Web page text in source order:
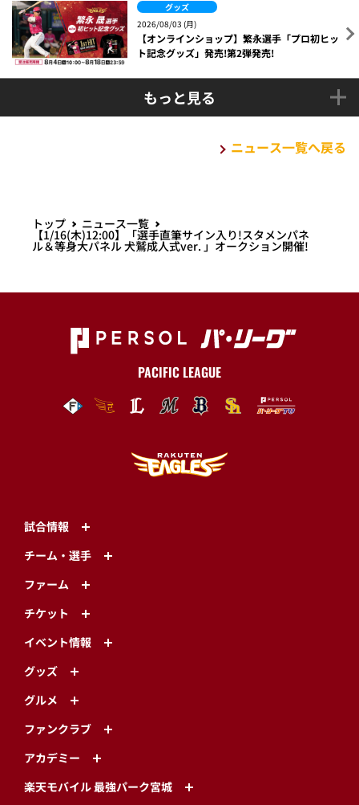
グッズ
2026/08/03 (月)
【オンラインショップ】繁永選手「プロ初ヒッ
ト記念グッズ」発売!第2弾発売!
もっと見る
ニュース一覧へ戻る
トップ ニュース一覧
【1/16(木)12:00】「選手直筆サイン入り!スタメンパネ
ル＆等身大パネル 犬鷲成人式ver. 」オークション開催!
PACIFIC LEAGUE
試合情報
チーム・選手
ファーム
チケット
イベント情報
グッズ
グルメ
ファンクラブ
アカデミー
楽天モバイル 最強パーク宮城